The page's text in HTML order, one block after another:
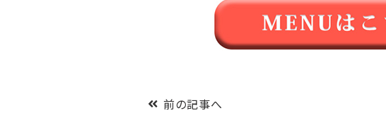
前の記事へ